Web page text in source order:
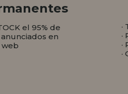
el 95% de
en
web